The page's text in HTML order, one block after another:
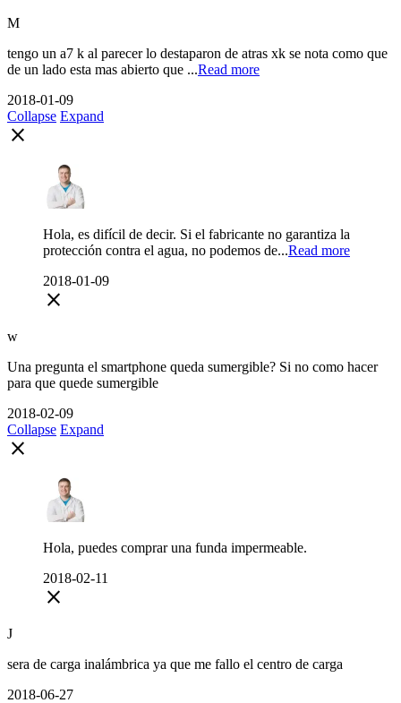
M
tengo un a7 k al parecer lo destaparon de atras xk se nota como que
de un lado esta mas abierto que ...Read more
2018-01-09
Collapse Expand
close
Hola, es difícil de decir. Si el fabricante no garantiza la
protección contra el agua, no podemos de...Read more
2018-01-09
close
w
Una pregunta el smartphone queda sumergible? Si no como hacer
para que quede sumergible
2018-02-09
Collapse Expand
close
Hola, puedes comprar una funda impermeable.
2018-02-11
close
J
sera de carga inalámbrica ya que me fallo el centro de carga
2018-06-27